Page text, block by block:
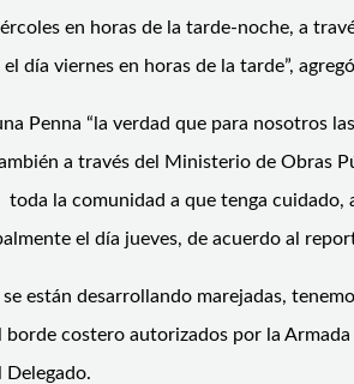
en horas de la tarde-noche, a
día viernes en horas de la tarde”,
Penna “la verdad que para nosotros
a través del Ministerio de Obras
la comunidad a que tenga
el día jueves, de acuerdo al
están desarrollando marejadas,
costero autorizados por la
Delegado.